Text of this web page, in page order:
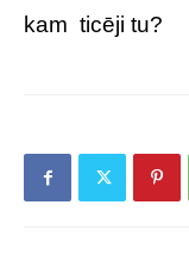
kam ticēji tu?